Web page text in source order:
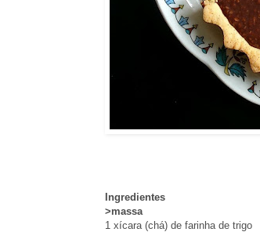
Ingredientes
>massa
1 xícara (chá) de farinha de trigo